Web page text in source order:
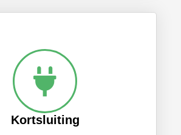
Kortsluiting